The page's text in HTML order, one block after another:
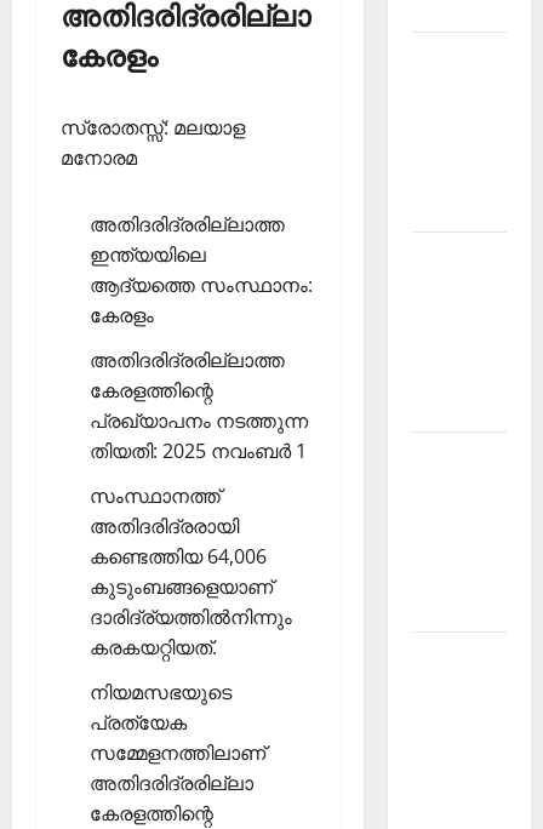
അതിദരിദ്രരില്ലാ
കേരളം
സ്രോതസ്സ്: മലയാള
മനോരമ
അതിദരിദ്രരില്ലാത്ത
ഇന്ത്യയിലെ
ആദ്യത്തെ സംസ്ഥാനം:
കേരളം
അതിദരിദ്രരില്ലാത്ത
കേരളത്തിന്റെ
പ്രഖ്യാപനം നടത്തുന്ന
തിയതി: 2025 നവംബര്‍ 1
സംസ്ഥാനത്ത്
അതിദരിദ്രരായി
കണ്ടെത്തിയ 64,006
കുടുംബങ്ങളെയാണ്
ദാരിദ്ര്യത്തില്‍നിന്നും
കരകയറ്റിയത്.
നിയമസഭയുടെ
പ്രത്യേക
സമ്മേളനത്തിലാണ്
അതിദരിദ്രരില്ലാ
കേരളത്തിന്റെ